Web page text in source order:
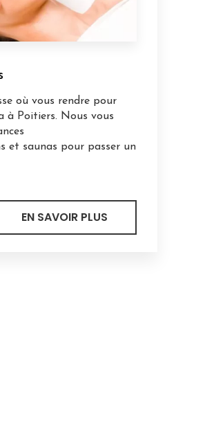
où vous rendre pour
à Poitiers. Nous vous
et saunas pour passer un
EN SAVOIR PLUS